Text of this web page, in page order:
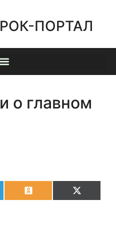
ПОРТАЛ
о главном
OdnoklassnikiX
(Twitter)